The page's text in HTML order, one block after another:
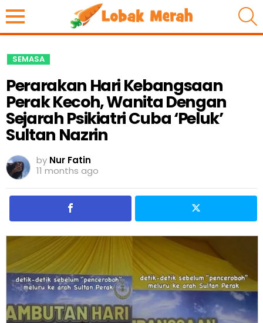
SEMASA
Perarakan Hari Kebangsaan
Perak Kecoh, Wanita Dengan
Sejarah Psikiatri Cuba ‘Peluk’
Sultan Nazrin
by Nur Fatin
11 months ago